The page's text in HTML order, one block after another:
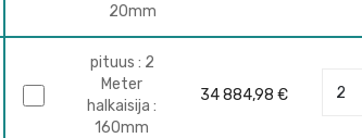
20mm
pituus : 2
Meter
halkaisija :
160mm
34 884,98 €